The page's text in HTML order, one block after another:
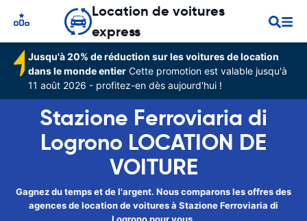
Location de voitures
express
Jusqu'à 20% de réduction sur les voitures de location
dans le monde entier Cette promotion est valable jusqu'à
11 août 2026 - profitez-en dès aujourd'hui !
Stazione Ferroviaria di
Logrono LOCATION DE
VOITURE
Gagnez du temps et de l'argent. Nous comparons les offres des
agences de location de voitures à Stazione Ferroviaria di